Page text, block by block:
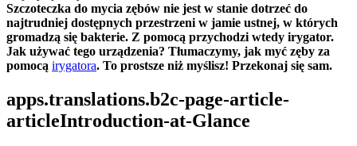
Szczoteczka do mycia zębów nie jest w stanie dotrzeć do
najtrudniej dostępnych przestrzeni w jamie ustnej, w których
gromadzą się bakterie. Z pomocą przychodzi wtedy irygator.
Jak używać tego urządzenia? Tłumaczymy, jak myć zęby za
pomocą irygatora. To prostsze niż myślisz! Przekonaj się sam.
apps.translations.b2c-page-article-
articleIntroduction-at-Glance